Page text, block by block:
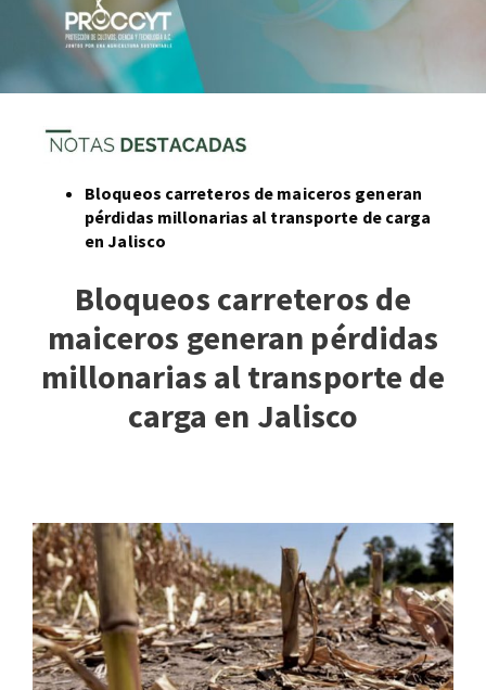
Bloqueos carreteros de maiceros generan
pérdidas millonarias al transporte de carga
en Jalisco
Bloqueos carreteros de
maiceros generan pérdidas
millonarias al transporte de
carga en Jalisco